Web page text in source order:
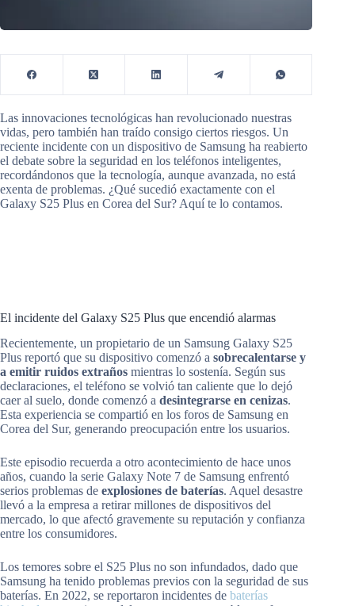
Las innovaciones tecnológicas han revolucionado nuestras
vidas, pero también han traído consigo ciertos riesgos. Un
reciente incidente con un dispositivo de Samsung ha reabierto
el debate sobre la seguridad en los teléfonos inteligentes,
recordándonos que la tecnología, aunque avanzada, no está
exenta de problemas. ¿Qué sucedió exactamente con el
Galaxy S25 Plus en Corea del Sur? Aquí te lo contamos.
El incidente del Galaxy S25 Plus que encendió alarmas
Recientemente, un propietario de un Samsung Galaxy S25
Plus reportó que su dispositivo comenzó a sobrecalentarse y
a emitir ruidos extraños mientras lo sostenía. Según sus
declaraciones, el teléfono se volvió tan caliente que lo dejó
caer al suelo, donde comenzó a desintegrarse en cenizas.
Esta experiencia se compartió en los foros de Samsung en
Corea del Sur, generando preocupación entre los usuarios.
Este episodio recuerda a otro acontecimiento de hace unos
años, cuando la serie Galaxy Note 7 de Samsung enfrentó
serios problemas de explosiones de baterías. Aquel desastre
llevó a la empresa a retirar millones de dispositivos del
mercado, lo que afectó gravemente su reputación y confianza
entre los consumidores.
Los temores sobre el S25 Plus no son infundados, dado que
Samsung ha tenido problemas previos con la seguridad de sus
baterías. En 2022, se reportaron incidentes de baterías